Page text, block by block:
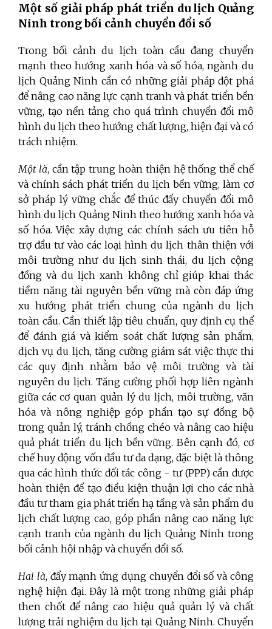
Một số giải pháp phát triển du lịch Quảng
Ninh trong bối cảnh chuyển đổi số
Trong bối cảnh du lịch toàn cầu đang chuyển
mạnh theo hướng xanh hóa và số hóa, ngành du
lịch Quảng Ninh cần có những giải pháp đột phá
để nâng cao năng lực cạnh tranh và phát triển bền
vững, tạo nền tảng cho quá trình chuyển đổi mô
hình du lịch theo hướng chất lượng, hiện đại và có
trách nhiệm.
Một là, cần tập trung hoàn thiện hệ thống thể chế
và chính sách phát triển du lịch bền vững, làm cơ
sở pháp lý vững chắc để thúc đẩy chuyển đổi mô
hình du lịch Quảng Ninh theo hướng xanh hóa và
số hóa. Việc xây dựng các chính sách ưu tiên hỗ
trợ đầu tư vào các loại hình du lịch thân thiện với
môi trường như du lịch sinh thái, du lịch cộng
đồng và du lịch xanh không chỉ giúp khai thác
tiềm năng tài nguyên bền vững mà còn đáp ứng
xu hướng phát triển chung của ngành du lịch
toàn cầu. Cần thiết lập tiêu chuẩn, quy định cụ thể
để đánh giá và kiểm soát chất lượng sản phẩm,
dịch vụ du lịch, tăng cường giám sát việc thực thi
các quy định nhằm bảo vệ môi trường và tài
nguyên du lịch. Tăng cường phối hợp liên ngành
giữa các cơ quan quản lý du lịch, môi trường, văn
hóa và nông nghiệp góp phần tạo sự đồng bộ
trong quản lý, tránh chồng chéo và nâng cao hiệu
quả phát triển du lịch bền vững. Bên cạnh đó, cơ
chế huy động vốn đầu tư đa dạng, đặc biệt là thông
qua các hình thức đối tác công - tư (PPP) cần được
hoàn thiện để tạo điều kiện thuận lợi cho các nhà
đầu tư tham gia phát triển hạ tầng và sản phẩm du
lịch chất lượng cao, góp phần nâng cao năng lực
cạnh tranh của ngành du lịch Quảng Ninh trong
bối cảnh hội nhập và chuyển đổi số.
Hai là, đẩy mạnh ứng dụng chuyển đổi số và công
nghệ hiện đại. Đây là một trong những giải pháp
then chốt để nâng cao hiệu quả quản lý và chất
lượng trải nghiệm du lịch tại Quảng Ninh. Chuyển